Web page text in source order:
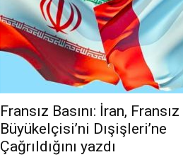
Fransız Basını: İran, Fransız
Büyükelçisi’ni Dışişleri’ne
Çağrıldığını yazdı